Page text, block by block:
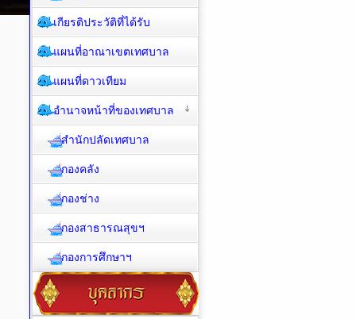
เกียรติประวัติที่ได้รับ
แผนที่อาณาเขตเทศบาล
แผนที่ดาวเทียม
อำนาจหน้าที่ของเทศบาล
สำนักปลัดเทศบาล
กองคลัง
กองช่าง
กองสาธารณสุขฯ
กองการศึกษาฯ